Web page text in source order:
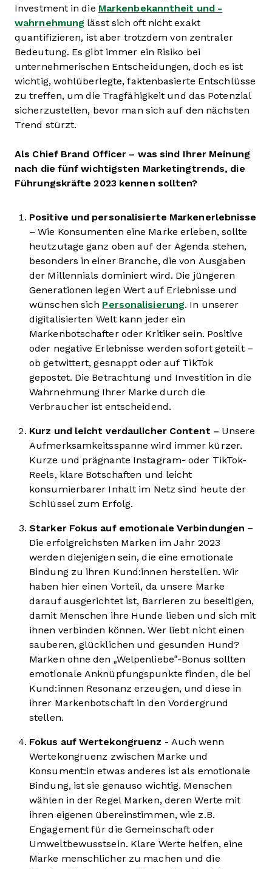
Investment in die Markenbekanntheit und -
wahrnehmung lässt sich oft nicht exakt
quantifizieren, ist aber trotzdem von zentraler
Bedeutung. Es gibt immer ein Risiko bei
unternehmerischen Entscheidungen, doch es ist
wichtig, wohlüberlegte, faktenbasierte Entschlüsse
zu treffen, um die Tragfähigkeit und das Potenzial
sicherzustellen, bevor man sich auf den nächsten
Trend stürzt.
Als Chief Brand Officer – was sind Ihrer Meinung
nach die fünf wichtigsten Marketingtrends, die
Führungskräfte 2023 kennen sollten?
Positive und personalisierte Markenerlebnisse
–Wie Konsumenten eine Marke erleben, sollte
heutzutage ganz oben auf der Agenda stehen,
besonders in einer Branche, die von Ausgaben
der Millennials dominiert wird. Die jüngeren
Generationen legen Wert auf Erlebnisse und
wünschen sich Personalisierung. In unserer
digitalisierten Welt kann jeder ein
Markenbotschafter oder Kritiker sein. Positive
oder negative Erlebnisse werden sofort geteilt –
ob getwittert, gesnappt oder auf TikTok
gepostet. Die Betrachtung und Investition in die
Wahrnehmung Ihrer Marke durch die
Verbraucher ist entscheidend.
Kurz und leicht verdaulicher Content – Unsere
Aufmerksamkeitsspanne wird immer kürzer.
Kurze und prägnante Instagram- oder TikTok-
Reels, klare Botschaften und leicht
konsumierbarer Inhalt im Netz sind heute der
Schlüssel zum Erfolg.
Starker Fokus auf emotionale Verbindungen –
Die erfolgreichsten Marken im Jahr 2023
werden diejenigen sein, die eine emotionale
Bindung zu ihren Kund:innen herstellen. Wir
haben hier einen Vorteil, da unsere Marke
darauf ausgerichtet ist, Barrieren zu beseitigen,
damit Menschen ihre Hunde lieben und sich mit
ihnen verbinden können. Wer liebt nicht einen
sauberen, glücklichen und gesunden Hund?
Marken ohne den „Welpenliebe“-Bonus sollten
emotionale Anknüpfungspunkte finden, die bei
Kund:innen Resonanz erzeugen, und diese in
ihrer Markenbotschaft in den Vordergrund
stellen.
Fokus auf Wertekongruenz - Auch wenn
Wertekongruenz zwischen Marke und
Konsument:in etwas anderes ist als emotionale
Bindung, ist sie genauso wichtig. Menschen
wählen in der Regel Marken, deren Werte mit
ihren eigenen übereinstimmen, wie z.B.
Engagement für die Gemeinschaft oder
Umweltbewusstsein. Klare Werte helfen, eine
Marke menschlicher zu machen und die